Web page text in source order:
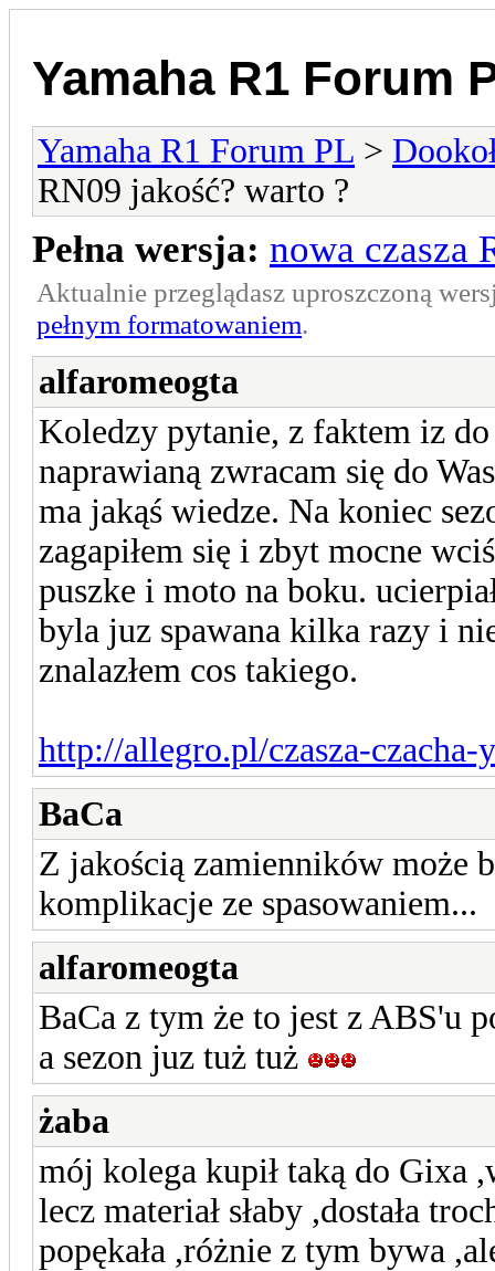
Yamaha R1 Forum
Yamaha R1 Forum PL >
RN09 jakość? warto ?
Pełna wersja: nowa czasza
Aktualnie przeglądasz uproszczoną
pełnym formatowaniem.
alfaromeogta
Koledzy pytanie, z faktem iz
naprawianą zwracam się do
ma jakąś wiedze. Na koniec
zagapiłem się i zbyt mocne
puszke i moto na boku.
byla juz spawana kilka razy i
znalazłem cos takiego.
http://allegro.pl/czasza-czacha-
BaCa
Z jakością zamienników może
komplikacje ze spasowaniem...
alfaromeogta
BaCa z tym że to jest z ABS'u
a sezon juz tuż tuż
żaba
mój kolega kupił taką do Gixa
lecz materiał słaby ,dostała
popękała ,różnie z tym bywa